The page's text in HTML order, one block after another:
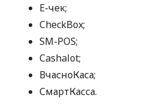
E-чек;
CheckBox;
SM-POS;
Cashalot;
ВчасноКаса;
СмартКасса.